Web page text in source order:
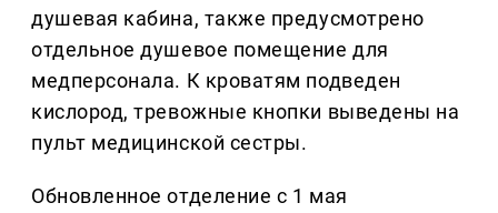
душевая кабина, также предусмотрено
отдельное душевое помещение для
медперсонала. К кроватям подведен
кислород, тревожные кнопки выведены на
пульт медицинской сестры.
Обновленное отделение с 1 мая